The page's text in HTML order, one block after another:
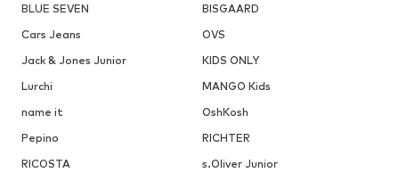
BLUE SEVEN
BISGAARD
Cars Jeans
OVS
Jack & Jones Junior
KIDS ONLY
Lurchi
MANGO Kids
name it
OshKosh
Pepino
RICHTER
RICOSTA
s.Oliver Junior